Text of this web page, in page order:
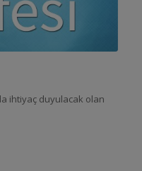
ihtiyaç duyulacak olan